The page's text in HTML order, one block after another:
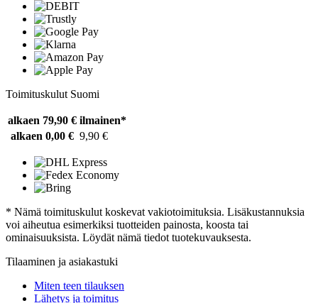
Toimituskulut Suomi
alkaen 79,90 € ilmainen*
alkaen 0,00 € 9,90 €
* Nämä toimituskulut koskevat vakiotoimituksia. Lisäkustannuksia
voi aiheutua esimerkiksi tuotteiden painosta, koosta tai
ominaisuuksista. Löydät nämä tiedot tuotekuvauksesta.
Tilaaminen ja asiakastuki
Miten teen tilauksen
Lähetys ja toimitus